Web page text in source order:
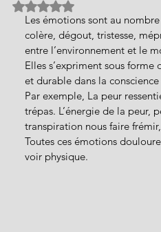
Noté NaN étoiles sur 5.
Les émotions sont au
colère, dégout, tristesse,
entre l’environnement et le
Elles s’expriment sous
et durable dans la
Par exemple, La peur
trépas. L’énergie de la peur,
transpiration nous faire
Toutes ces émotions
voir physique.